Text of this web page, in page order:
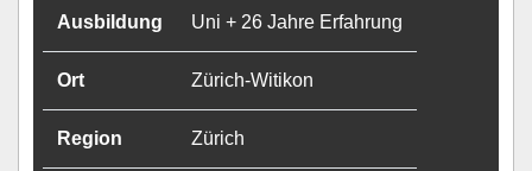
Ausbildung Uni + 26 Jahre Erfahrung
Ort Zürich-Witikon
Region Zürich